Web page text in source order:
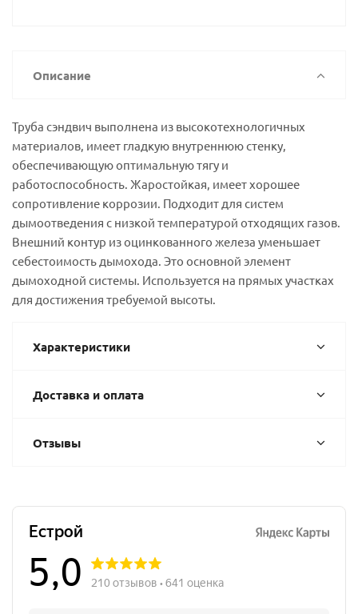
Описание
Труба сэндвич выполнена из высокотехнологичных
материалов, имеет гладкую внутреннюю стенку,
обеспечивающую оптимальную тягу и
работоспособность. Жаростойкая, имеет хорошее
сопротивление коррозии. Подходит для систем
дымоотведения с низкой температурой отходящих газов.
Внешний контур из оцинкованного железа уменьшает
себестоимость дымохода. Это основной элемент
дымоходной системы. Используется на прямых участках
для достижения требуемой высоты.
Характеристики
Доставка и оплата
Отзывы